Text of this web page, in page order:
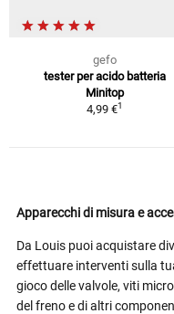
gefo
tester per acido batteria
Minitop
4,99 €1
Apparecchi di misura e
Da Louis puoi acquistare
effettuare interventi sulla
gioco delle valvole, viti
del freno e di altri